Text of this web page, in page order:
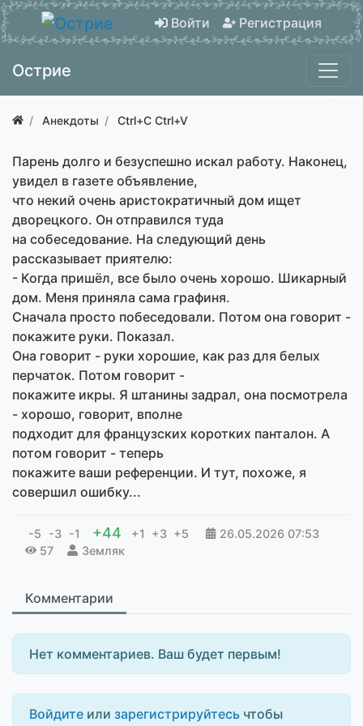
Войти Регистрация
Острие
Анекдоты Ctrl+C Ctrl+V
Парень долго и безуспешно искал работу. Наконец,
увидел в газете объявление,
что некий очень аристократичный дом ищет
дворецкого. Он отправился туда
на собеседование. На следующий день
рассказывает приятелю:
- Когда пришёл, все было очень хорошо. Шикарный
дом. Меня приняла сама графиня.
Сначала просто побеседовали. Потом она говорит -
покажите руки. Показал.
Она говорит - руки хорошие, как раз для белых
перчаток. Потом говорит -
покажите икры. Я штанины задрал, она посмотрела
- хорошо, говорит, вполне
подходит для французских коротких панталон. А
потом говорит - теперь
покажите ваши референции. И тут, похоже, я
совершил ошибку...
-5 -3 -1 +44 +1 +3 +5 26.05.2026 07:53
57
Земляк
Комментарии
Нет комментариев. Ваш будет первым!
Войдите или зарегистрируйтесь чтобы